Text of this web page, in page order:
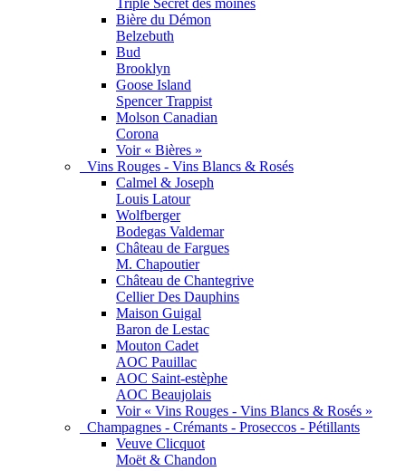
Triple Secret des moines
Bière du Démon
Belzebuth
Bud
Brooklyn
Goose Island
Spencer Trappist
Molson Canadian
Corona
Voir « Bières »
Vins Rouges - Vins Blancs & Rosés
Calmel & Joseph
Louis Latour
Wolfberger
Bodegas Valdemar
Château de Fargues
M. Chapoutier
Château de Chantegrive
Cellier Des Dauphins
Maison Guigal
Baron de Lestac
Mouton Cadet
AOC Pauillac
AOC Saint-estèphe
AOC Beaujolais
Voir « Vins Rouges - Vins Blancs & Rosés »
Champagnes - Crémants - Proseccos - Pétillants
Veuve Clicquot
Moët & Chandon